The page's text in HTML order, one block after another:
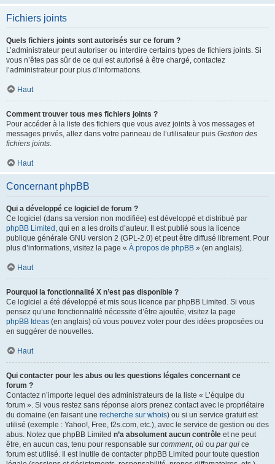
Fichiers joints
Quels fichiers joints sont autorisés sur ce forum ?
L’administrateur peut autoriser ou interdire certains types de fichiers joints. Si
vous n’êtes pas sûr de ce qui est autorisé à être chargé, contactez
l’administrateur pour plus d’informations.
Haut
Comment trouver tous mes fichiers joints ?
Pour accéder à la liste des fichiers que vous avez joints à vos messages et
messages privés, allez dans votre panneau de l’utilisateur puis Gestion des
fichiers joints.
Haut
Concernant phpBB
Qui a développé ce logiciel de forum ?
Ce logiciel (dans sa version non modifiée) est développé et distribué par
phpBB Limited , qui en a les droits d’auteur. Il est publié sous la licence
publique générale GNU version 2 (GPL-2.0) et peut être diffusé librement. Pour
plus d’informations, visitez la page « À propos de phpBB » (en anglais).
Haut
Pourquoi la fonctionnalité X n’est pas disponible ?
Ce logiciel a été développé et mis sous licence par phpBB Limited. Si vous
pensez qu’une fonctionnalité nécessite d’être ajoutée, visitez la page
phpBB Ideas (en anglais) où vous pouvez voter pour des idées proposées ou
en suggérer de nouvelles.
Haut
Qui contacter pour les abus ou les questions légales concernant ce
forum ?
Contactez n’importe lequel des administrateurs de la liste « L’équipe du
forum ». Si vous restez sans réponse alors prenez contact avec le propriétaire
du domaine (en faisant une recherche sur whois) ou si un service gratuit est
utilisé (exemple : Yahoo!, Free, f2s.com, etc.), avec le service de gestion ou des
abus. Notez que phpBB Limited n’a absolument aucun contrôle et ne peut
être, en aucun cas, tenu pour responsable sur comment, où ou par qui ce
forum est utilisé. Il est inutile de contacter phpBB Limited pour toute question